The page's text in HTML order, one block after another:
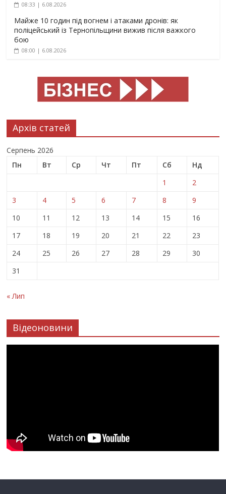
08:33 | 6.08.2026
Майже 10 годин під вогнем і атаками дронів: як
поліцейський із Тернопільщини вижив після важкого
бою
08:00 | 6.08.2026
Архів статей
Серпень 2026
Пн
Вт Ср Чт Пт Сб
Нд
1
2
3
4 5 6 7 8
9
10
11 12 13 14 15
16
17
18 19 20 21 22
23
24
25 26 27 28 29
30
31
« Лип
Відеоновини